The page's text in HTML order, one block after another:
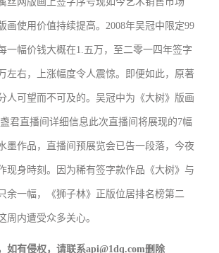
画使用价值持续提高。2008年吴冠中限定99
一幅价钱大概在1.五万，至二零一四年签字
左右，上涨幅度令人震惊。即便如此，原著
人可望而不可及的。吴冠中为《大树》版画
君直播间详细信息此次直播间将展现的7幅
墨作品，直播间预展览会已告一段落，今夜
现身時刻。因为稀有签字款作品《大树》与
余一幅，《狮子林》正版位居排名榜第二
周内遭受众多关心。
如有侵权，请联系api@1dq.com删除